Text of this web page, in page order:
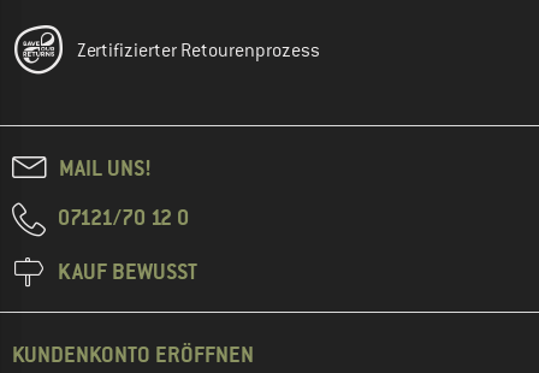
Zertifizierter Retourenprozess
MAIL UNS!
07121/70 12 0
KAUF BEWUSST
KUNDENKONTO ERÖFFNEN